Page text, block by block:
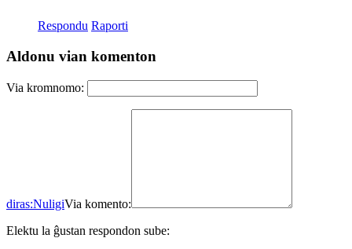
Respondu Raporti
Aldonu vian komenton
Via kromnomo:
diras:NuligiVia komento:
Elektu la ĝustan respondon sube: